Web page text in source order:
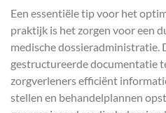
Een essentiële tip voor het
praktijk is het zorgen voor een
medische dossieradministratie.
gestructureerde documentatie
zorgverleners efficiënt
stellen en behandelplannen